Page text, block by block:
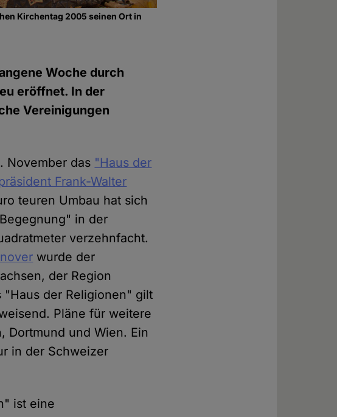
Kirchentag 2005 seinen Ort in
Woche durch
eröffnet. In der
Vereinigungen
November das "Haus der
Frank-Walter
teuren Umbau hat sich
in der
verzehnfacht.
wurde der
der Region
"Haus der Religionen" gilt
Pläne für weitere
Dortmund und Wien. Ein
in der Schweizer
ist eine